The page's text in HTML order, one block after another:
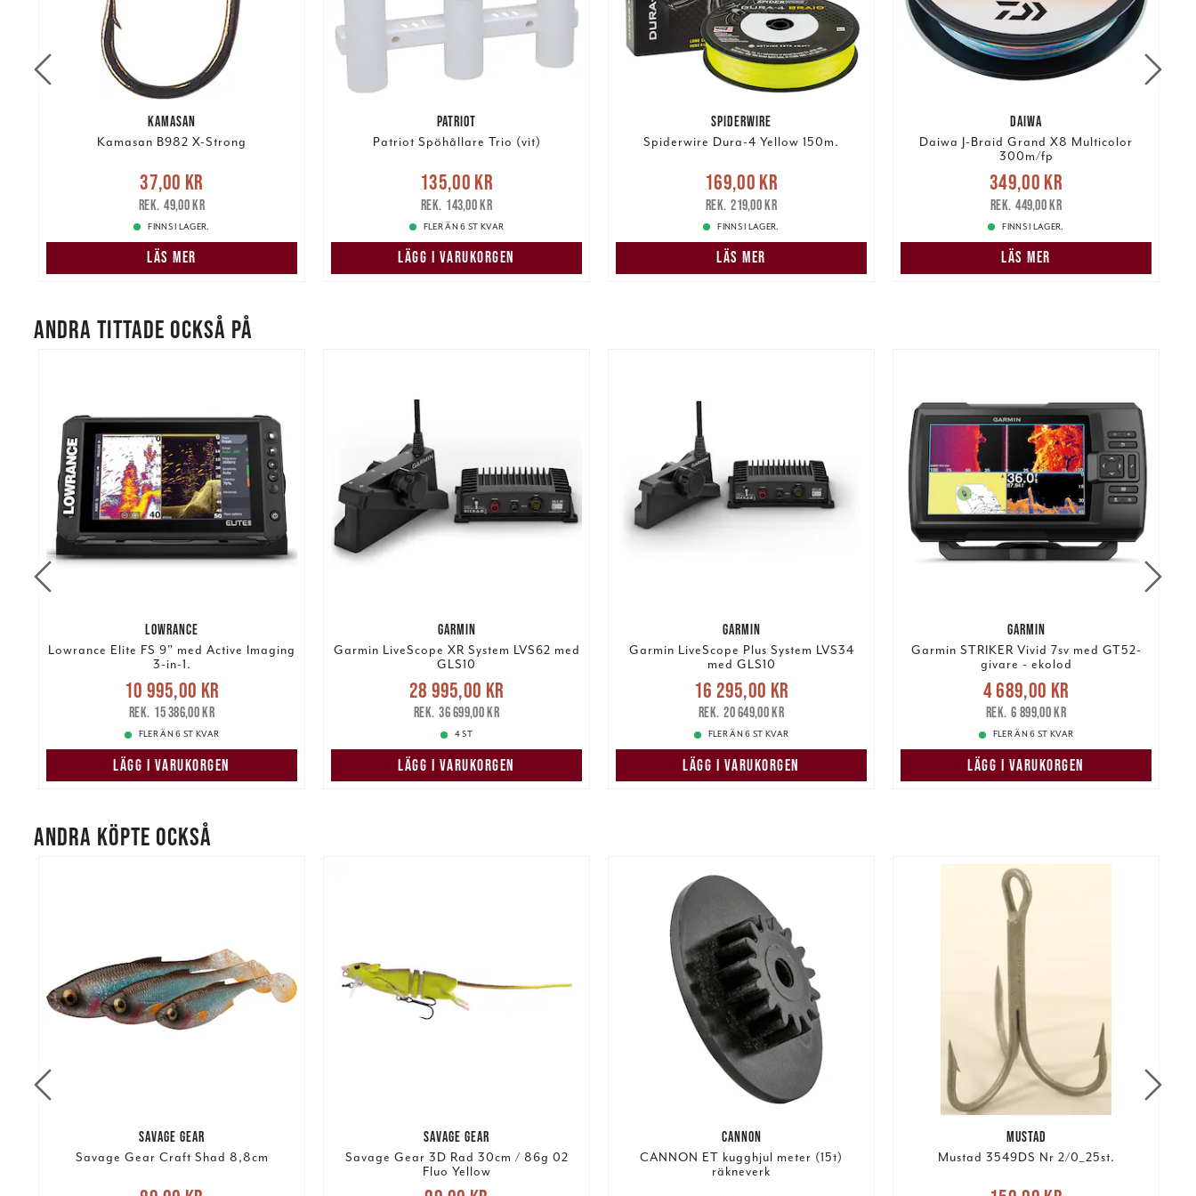
KAMASAN
Kamasan B982 X-Strong
Nuvarande pris:37,00 kr
pris:49,00 kr
37,00 kr
49,00 kr
FINNS I LAGER.
LÄS MER
PATRIOT
Patriot Spöhållare Trio (vit)
Nuvarande pris
Tidigare pris
135,00 kr
143,00 kr
FLER ÄN 6 ST KVAR
LÄGG I VARUKORGEN
SPIDERWIRE
Spiderwire Dura-4 Yellow 150m.
Nuvarande pris
Tidigare pris
169,00 kr
219,00 kr
FINNS I LAGER.
LÄS MER
DAIWA
Daiwa J-Braid Grand X8 Multicolor
300m/fp
Nuvarande pris
Tidigare pris
349,00 kr
449,00 kr
FINNS I LAGER.
LÄS MER
ANDRA TITTADE OCKSÅ PÅ
LOWRANCE
Lowrance Elite FS 9" med Active Imaging
3-in-1.
Nuvarande pris
10 995,00 krTidigare pris
15 386,00 kr
10 995,00 kr
15 386,00 kr
FLER ÄN 6 ST KVAR
LÄGG I VARUKORGEN
GARMIN
Garmin LiveScope XR System LVS62 med
GLS10
Nuvarande pris
28 995,00 krTidigare pris
36 699,00 kr
28 995,00 kr
36 699,00 kr
4 ST
LÄGG I VARUKORGEN
GARMIN
Garmin LiveScope Plus System LVS34
med GLS10
Nuvarande pris
16 295,00 krTidigare pris
20 649,00 kr
16 295,00 kr
20 649,00 kr
FLER ÄN 6 ST KVAR
LÄGG I VARUKORGEN
GARMIN
Garmin STRIKER Vivid 7sv med GT52-
givare - ekolod
Nuvarande pris
4 689,00 krTidigare pris
6 899,00 kr
4 689,00 kr
6 899,00 kr
FLER ÄN 6 ST KVAR
LÄGG I VARUKORGEN
ANDRA KÖPTE OCKSÅ
SAVAGE GEAR
Savage Gear Craft Shad 8,8cm
SAVAGE GEAR
Savage Gear 3D Rad 30cm / 86g 02
Fluo Yellow
CANNON
CANNON ET kugghjul meter (15t)
räkneverk
MUSTAD
Mustad 3549DS Nr 2/0_25st.